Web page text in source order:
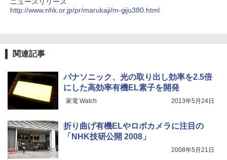
ニュースリリース
http://www.nhk.or.jp/pr/marukaji/m-giju380.html
関連記事
パナソニック、光の取り出し効率を2.5倍
にした高効率有機EL素子を開発
家電 Watch 2013年5月24日
折り曲げ有機ELやロボカメラに注目の
「NHK技研公開 2008」
2008年5月21日